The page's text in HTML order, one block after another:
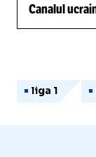
Canalul
liga 1